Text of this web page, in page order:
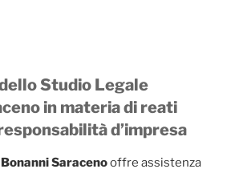
Studio Legale
in materia di reati
d’impresa
Saracenooffre assistenza